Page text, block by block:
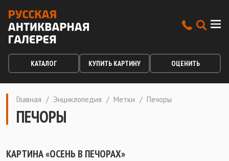
КАТАЛОГ КУПИТЬ КАРТИНУ ОЦЕНИТЬ
Главная / Энциклопедия / Метки / Печоры
ПЕЧОРЫ
КАРТИНА «ОСЕНЬ В ПЕЧОРАХ»